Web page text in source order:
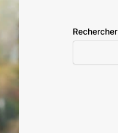
Rechercher